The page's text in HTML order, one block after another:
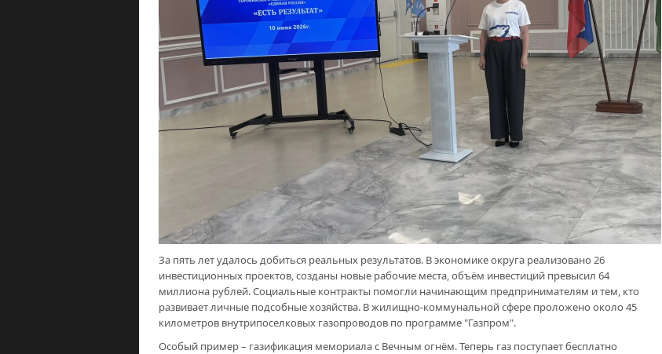
За пять лет удалось добиться реальных результатов. В экономике округа реализовано 26
инвестиционных проектов, созданы новые рабочие места, объём инвестиций превысил 64
миллиона рублей. Социальные контракты помогли начинающим предпринимателям и тем, кто
развивает личные подсобные хозяйства. В жилищно-коммунальной сфере проложено около 45
километров внутрипоселковых газопроводов по программе "Газпром".
Особый пример – газификация мемориала с Вечным огнём. Теперь газ поступает бесплатно